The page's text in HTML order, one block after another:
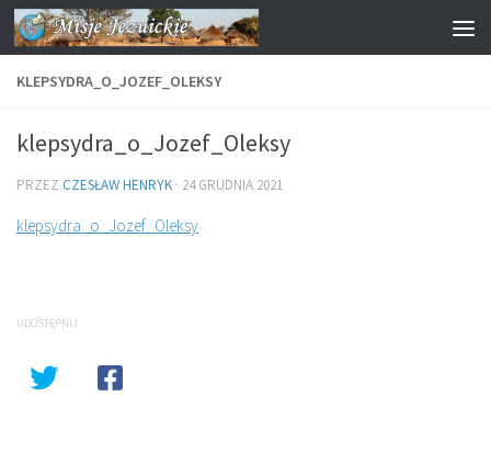
Przejdź do treści
KLEPSYDRA_O_JOZEF_OLEKSY
klepsydra_o_Jozef_Oleksy
PRZEZ CZESŁAW HENRYK · 24 GRUDNIA 2021
klepsydra_o_Jozef_Oleksy
UDOSTĘPNIJ